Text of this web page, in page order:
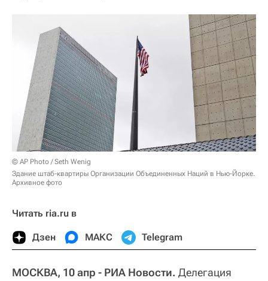
© AP Photo / Seth Wenig
Здание штаб-квартиры Организации Объединенных Наций в Нью-Йорке.
Архивное фото
Читать ria.ru в
Дзен МАКС Telegram
МОСКВА, 10 апр - РИА Новости. Делегация